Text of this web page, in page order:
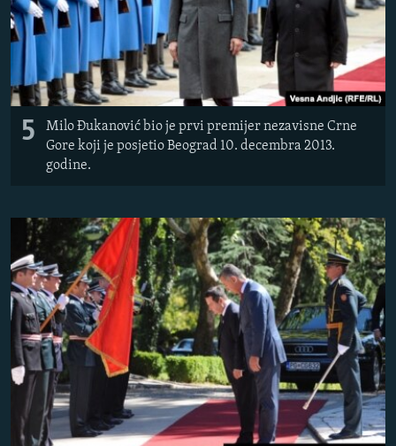
5
Milo Đukanović bio je prvi premijer nezavisne Crne
Gore koji je posjetio Beograd 10. decembra 2013.
godine.